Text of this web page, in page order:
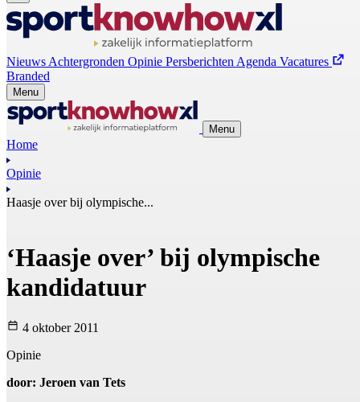
Nieuws Achtergronden Opinie Persberichten Agenda Vacatures
Branded
Menu
Menu
Home
Opinie
Haasje over bij olympische...
‘Haasje over’ bij olympische
kandidatuur
4 oktober 2011
Opinie
door: Jeroen van Tets